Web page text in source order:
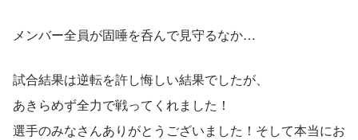
メンバー全員が固唾を呑んで見守るなか…
試合結果は逆転を許し悔しい結果でしたが、
あきらめず全力で戦ってくれました！
選手のみなさんありがとうございました！そして本当にお